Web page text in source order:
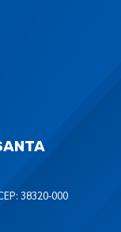
38320-000